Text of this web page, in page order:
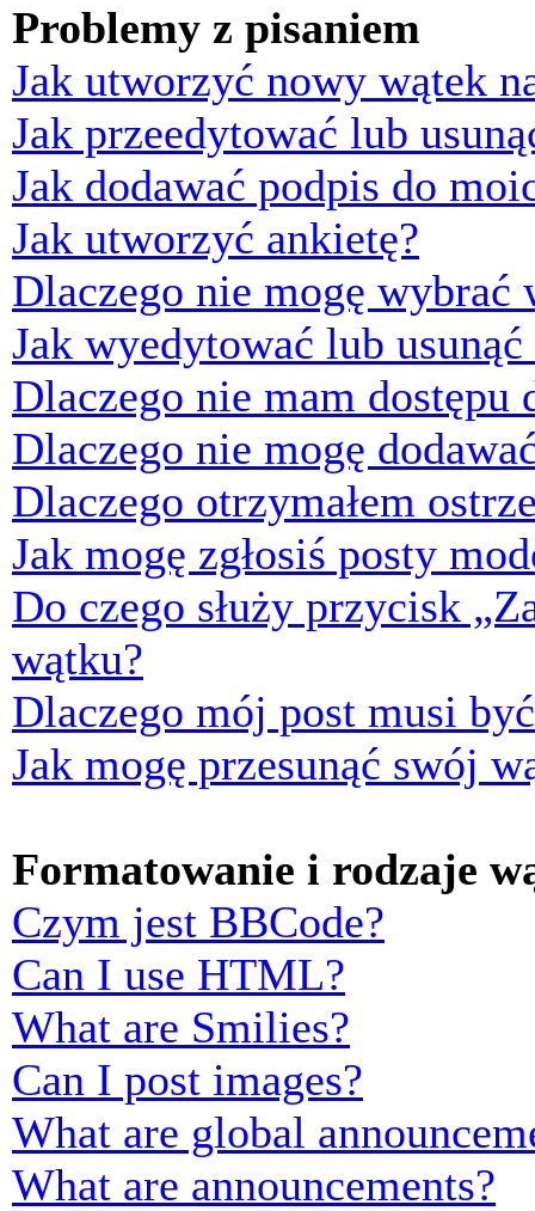
Problemy z pisaniem
Jak utworzyć nowy wątek
Jak przeedytować lub
Jak dodawać podpis do
Jak utworzyć ankietę?
Dlaczego nie mogę wybrać
Jak wyedytować lub usunąć
Dlaczego nie mam dostępu
Dlaczego nie mogę
Dlaczego otrzymałem
Jak mogę zgłosiś posty
Do czego służy przycisk
wątku?
Dlaczego mój post musi
Jak mogę przesunąć swój
Formatowanie i rodzaje
Czym jest BBCode?
Can I use HTML?
What are Smilies?
Can I post images?
What are global
What are announcements?